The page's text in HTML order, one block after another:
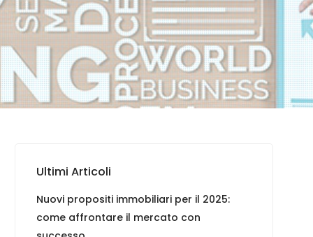
Ultimi Articoli
Nuovi propositi immobiliari per il 2025:
come affrontare il mercato con